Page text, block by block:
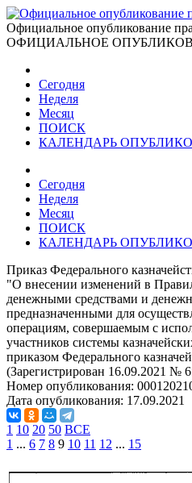
Официальное опубликование
ОФИЦИАЛЬНОЕ
Сегодня
Неделя
Месяц
ПОИСК
КАЛЕНДАРЬ
Сегодня
Неделя
Месяц
ПОИСК
КАЛЕНДАРЬ
Приказ Федерального
"О внесении изменений в
денежными средствами и
предназначенными для
операциям, совершаемым с
участников системы
приказом Федерального
(Зарегистрирован 16.09.2021 №
Номер опубликования:
Дата опубликования: 17.09.2021
1 10 20 50 ВСЕ
1 ... 6 7 8 9 10 11 12 ... 15